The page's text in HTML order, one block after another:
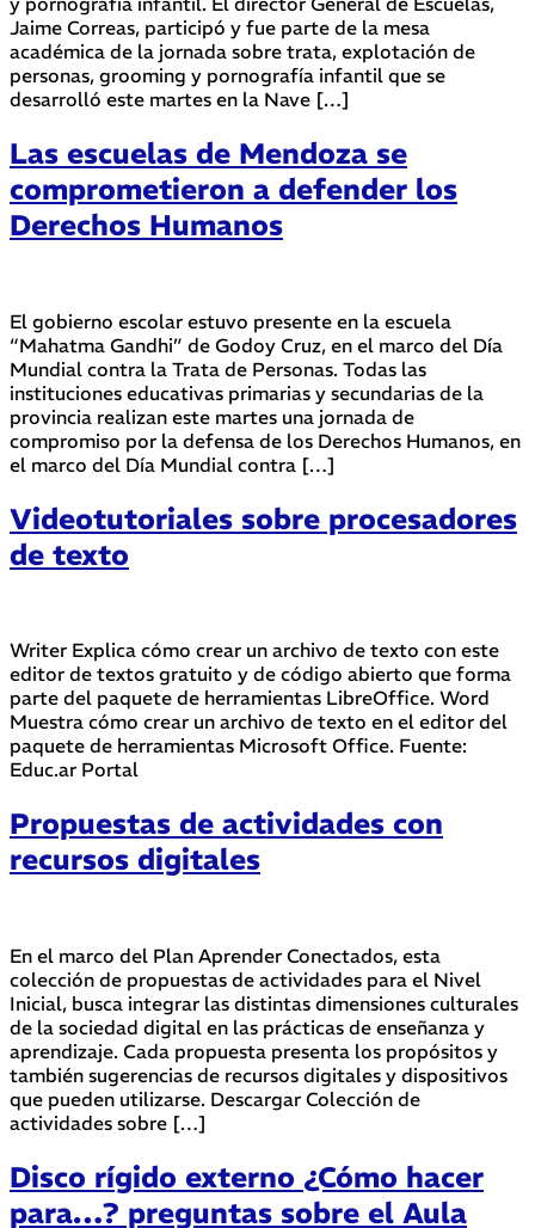
Jaime Correas, participó y fue parte de la mesa
académica de la jornada sobre trata, explotación de
personas, grooming y pornografía infantil que se
desarrolló este martes en la Nave […]
Las escuelas de Mendoza se
comprometieron a defender los
Derechos Humanos
El gobierno escolar estuvo presente en la escuela
“Mahatma Gandhi” de Godoy Cruz, en el marco del Día
Mundial contra la Trata de Personas. Todas las
instituciones educativas primarias y secundarias de la
provincia realizan este martes una jornada de
compromiso por la defensa de los Derechos Humanos, en
el marco del Día Mundial contra […]
Videotutoriales sobre procesadores
de texto
Writer Explica cómo crear un archivo de texto con este
editor de textos gratuito y de código abierto que forma
parte del paquete de herramientas LibreOffice. Word
Muestra cómo crear un archivo de texto en el editor del
paquete de herramientas Microsoft Office. Fuente:
Educ.ar Portal
Propuestas de actividades con
recursos digitales
En el marco del Plan Aprender Conectados, esta
colección de propuestas de actividades para el Nivel
Inicial, busca integrar las distintas dimensiones culturales
de la sociedad digital en las prácticas de enseñanza y
aprendizaje. Cada propuesta presenta los propósitos y
también sugerencias de recursos digitales y dispositivos
que pueden utilizarse. Descargar Colección de
actividades sobre […]
Disco rígido externo ¿Cómo hacer
para…? preguntas sobre el Aula